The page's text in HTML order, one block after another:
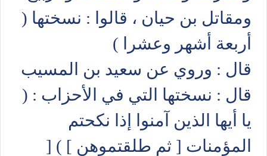
ومقاتل بن حيان ، قالوا : نسختها (
أربعة أشهر وعشرا )
قال : وروي عن سعيد بن المسيب
قال : نسختها التي في الأحزاب : (
يا أيها الذين آمنوا إذا نكحتم
المؤمنات [ ثم طلقتموهن ] ) [